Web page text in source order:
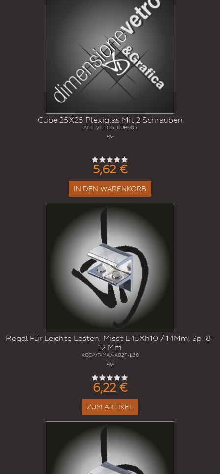
Cube 25X25 Plexiglas Mit 2 Schrauben
ACC-VT-LOG-CUB005
RIF
5,62 €
IN DEN WARENKORB
Regal Für Leichte Lasten, Misst L45Xh10 / 14Mm, Sp. 8-
12 Mm
ACC-VT-MAV-A02F-L30
RIF
6,22 €
ZUM ARTIKEL